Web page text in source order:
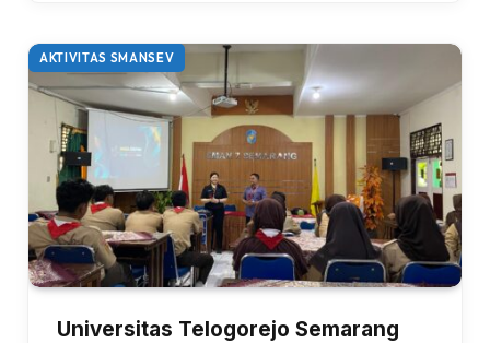
AKTIVITAS SMANSEV
Universitas Telogorejo Semarang